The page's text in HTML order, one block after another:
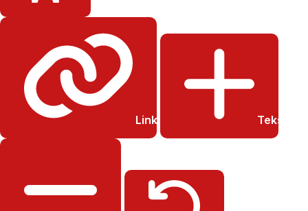
Links onderstrepen Tekst